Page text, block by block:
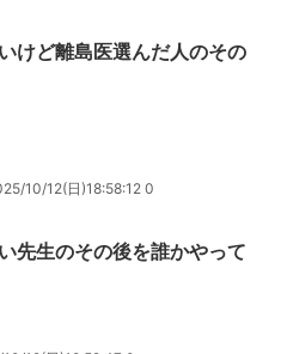
けど離島医選んだ人のその
10/12(日)18:58:12 0
先生のその後を誰かやって